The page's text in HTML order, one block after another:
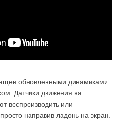
обновленными динамиками
Датчики движения на
воспроизводить или
направив ладонь на экран.